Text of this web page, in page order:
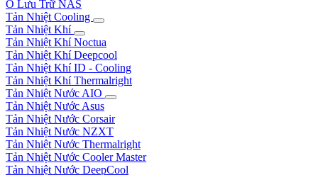
Ổ Lưu Trữ NAS
Tản Nhiệt Cooling
Tản Nhiệt Khí
Tản Nhiệt Khí Noctua
Tản Nhiệt Khí Deepcool
Tản Nhiệt Khí ID - Cooling
Tản Nhiệt Khí Thermalright
Tản Nhiệt Nước AIO
Tản Nhiệt Nước Asus
Tản Nhiệt Nước Corsair
Tản Nhiệt Nước NZXT
Tản Nhiệt Nước Thermalright
Tản Nhiệt Nước Cooler Master
Tản Nhiệt Nước DeepCool